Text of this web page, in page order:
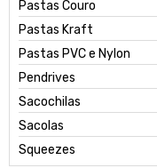
Pastas Couro
Pastas Kraft
Pastas PVC e Nylon
Pendrives
Sacochilas
Sacolas
Squeezes